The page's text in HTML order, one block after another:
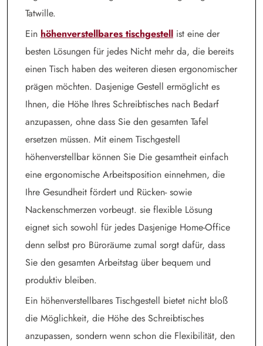
Tatwille.
Ein höhenverstellbares tischgestell ist eine der
besten Lösungen für jedes Nicht mehr da, die bereits
einen Tisch haben des weiteren diesen ergonomischer
prägen möchten. Dasjenige Gestell ermöglicht es
Ihnen, die Höhe Ihres Schreibtisches nach Bedarf
anzupassen, ohne dass Sie den gesamten Tafel
ersetzen müssen. Mit einem Tischgestell
höhenverstellbar können Sie Die gesamtheit einfach
eine ergonomische Arbeitsposition einnehmen, die
Ihre Gesundheit fördert und Rücken- sowie
Nackenschmerzen vorbeugt. sie flexible Lösung
eignet sich sowohl für jedes Dasjenige Home-Office
denn selbst pro Büroräume zumal sorgt dafür, dass
Sie den gesamten Arbeitstag über bequem und
produktiv bleiben.
Ein höhenverstellbares Tischgestell bietet nicht bloß
die Möglichkeit, die Höhe des Schreibtisches
anzupassen, sondern wenn schon die Flexibilität, den